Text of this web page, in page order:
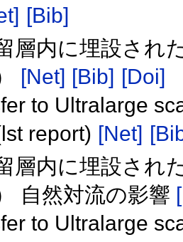
[Bib]
層内に埋設され
[Net] [Bib] [Doi]
to Ultralarge
report) [Net]
層内に埋設され
自然対流の影響
to Ultralarge